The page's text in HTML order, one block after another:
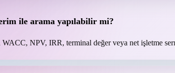
ile arama yapılabilir mi?
NPV, IRR, terminal değer veya net işletme